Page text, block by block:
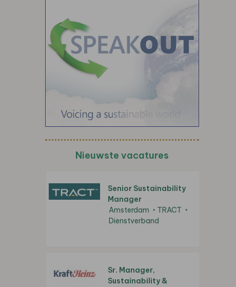
Nieuwste vacatures
Senior Sustainability
Manager
Amsterdam
TRACT
Dienstverband
Sr. Manager,
Sustainability &